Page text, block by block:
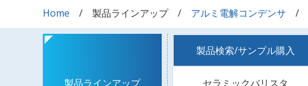
Home 製品ラインアップ アルミ電解コンデンサ
製品ラインアップ
製品検索/サンプル購入
セラミックバリスタ